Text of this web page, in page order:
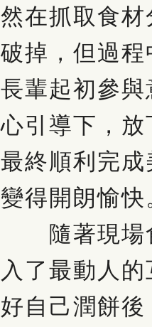
然在抓取食
破掉，但過
長輩起初參
心引導下，
最終順利完
變得開朗愉快
隨著現場
入了最動人
好自己潤餅